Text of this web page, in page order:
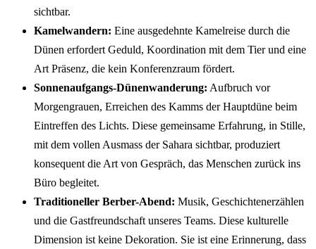
sichtbar.
Kamelwandern: Eine ausgedehnte Kamelreise durch die
Dünen erfordert Geduld, Koordination mit dem Tier und eine
Art Präsenz, die kein Konferenzraum fördert.
Sonnenaufgangs-Dünenwanderung: Aufbruch vor
Morgengrauen, Erreichen des Kamms der Hauptdüne beim
Eintreffen des Lichts. Diese gemeinsame Erfahrung, in Stille,
mit dem vollen Ausmass der Sahara sichtbar, produziert
konsequent die Art von Gespräch, das Menschen zurück ins
Büro begleitet.
Traditioneller Berber-Abend: Musik, Geschichtenerzählen
und die Gastfreundschaft unseres Teams. Diese kulturelle
Dimension ist keine Dekoration. Sie ist eine Erinnerung, dass